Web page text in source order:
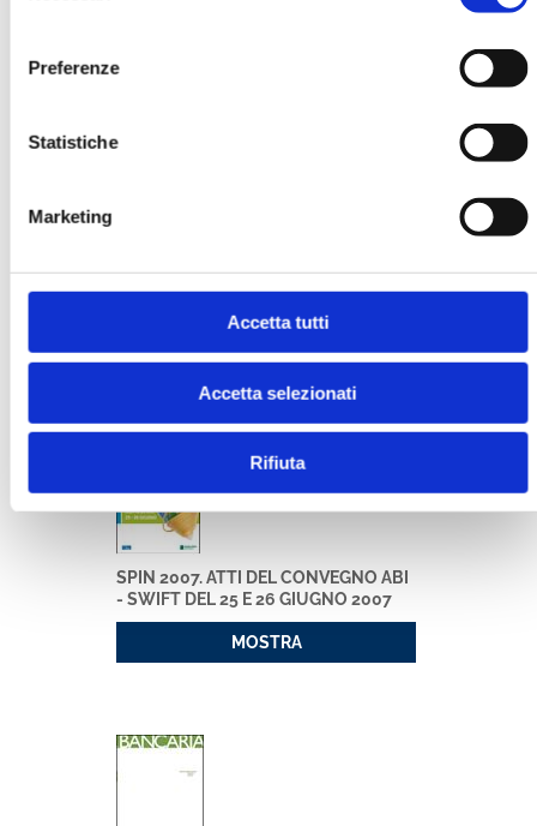
Preferenze
Statistiche
Marketing
Accetta tutti
Accetta selezionati
Rifiuta
SPIN 2007. ATTI DEL CONVEGNO ABI
- SWIFT DEL 25 E 26 GIUGNO 2007
MOSTRA